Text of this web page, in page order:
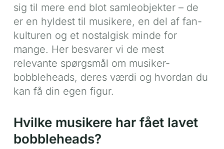
sig til mere end blot samleobjekter – de
er en hyldest til musikere, en del af fan-
kulturen og et nostalgisk minde for
mange. Her besvarer vi de mest
relevante spørgsmål om musiker-
bobbleheads, deres værdi og hvordan du
kan få din egen figur.
Hvilke musikere har fået lavet
bobbleheads?